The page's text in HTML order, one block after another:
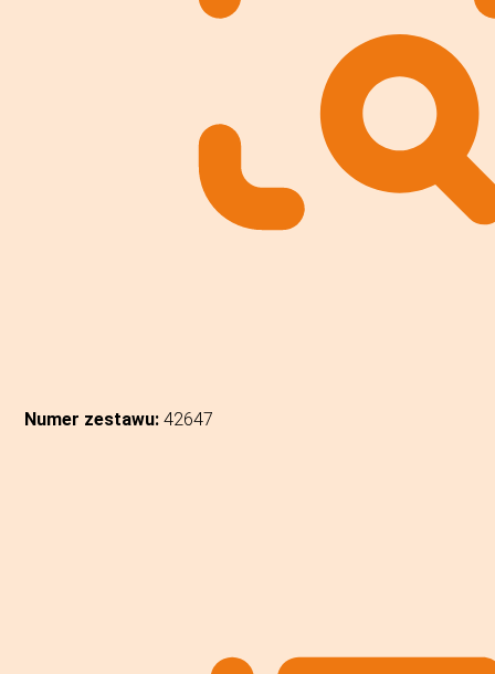
Numer zestawu: 42647